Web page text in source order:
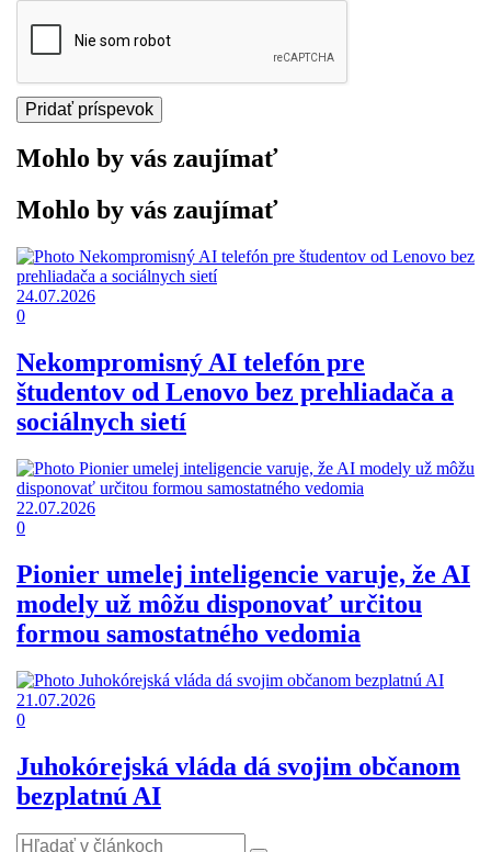
Mohlo by vás zaujímať
Mohlo by vás zaujímať
24.07.2026
0
Nekompromisný AI telefón pre
študentov od Lenovo bez prehliadača a
sociálnych sietí
22.07.2026
0
Pionier umelej inteligencie varuje, že AI
modely už môžu disponovať určitou
formou samostatného vedomia
21.07.2026
0
Juhokórejská vláda dá svojim občanom
bezplatnú AI